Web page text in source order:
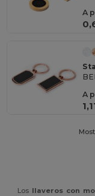
A
A
Los llaveros con